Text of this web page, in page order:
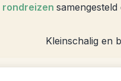
rondreizen
Kleinschalig en